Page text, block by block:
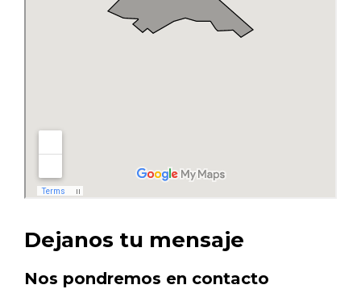
Dejanos tu mensaje
Nos pondremos en contacto